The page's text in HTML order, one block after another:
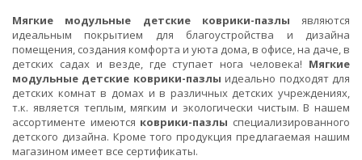
Мягкие модульные детские коврики-пазлы являются
идеальным покрытием для благоустройства и дизайна
помещения, создания комфорта и уюта дома, в офисе, на даче, в
детских садах и везде, где ступает нога человека! Мягкие
модульные детские коврики-пазлы идеально подходят для
детских комнат в домах и в различных детских учреждениях,
т.к. является теплым, мягким и экологически чистым. В нашем
ассортименте имеются коврики-пазлы специализированного
детского дизайна. Кроме того продукция предлагаемая нашим
магазином имеет все сертификаты.